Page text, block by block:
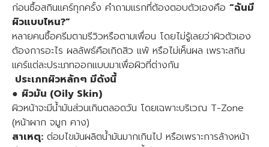
ก่อนซื้อสกินแคร์ทุกครั้ง คำถามแรกที่ต้องตอบตัวเองคือ “ฉันมี
ผิวแบบไหน?”
หลายคนซื้อครีมตามรีวิวหรือตามเพื่อน โดยไม่รู้เลยว่าผิวตัวเอง
ต้องการอะไร ผลลัพธ์คือเกิดสิว แพ้ หรือไม่เห็นผล เพราะสกิน
แคร์แต่ละประเภทออกแบบมาเพื่อผิวที่ต่างกัน
ประเภทผิวหลักๆ มีดังนี้
● ผิวมัน (Oily Skin)
ผิวหน้าจะมีน้ำมันส่วนเกินตลอดวัน โดยเฉพาะบริเวณ T-Zone
(หน้าผาก จมูก คาง)
สาเหตุ: ต่อมไขมันผลิตน้ำมันมากเกินไป หรือเพราะการล้างหน้า